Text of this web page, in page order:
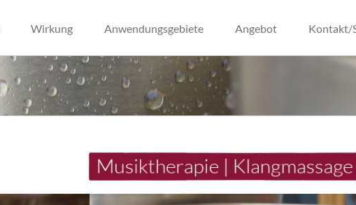
Wirkung Anwendungsgebiete Angebot Kontakt/